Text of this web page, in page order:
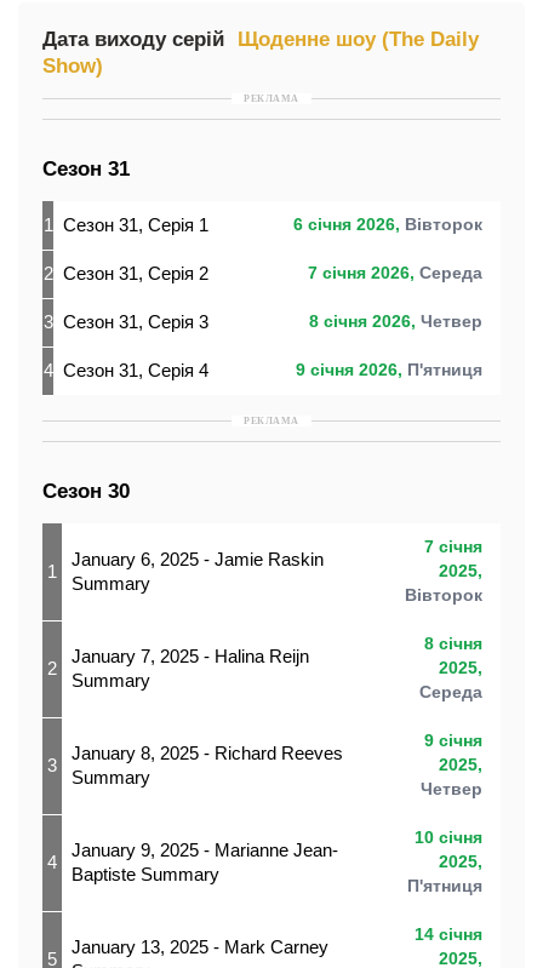
Дата виходу серій
Щоденне шоу (The Daily
Show)
РЕКЛАМА
Сезон 31
1 Сезон 31, Серія 1 6 січня 2026, Вівторок
2 Сезон 31, Серія 2 7 січня 2026, Середа
3 Сезон 31, Серія 3 8 січня 2026, Четвер
4 Сезон 31, Серія 4 9 січня 2026, П'ятниця
РЕКЛАМА
Сезон 30
1
January 6, 2025 - Jamie Raskin
Summary
7 січня
2025,
Вівторок
2
January 7, 2025 - Halina Reijn
Summary
8 січня
2025,
Середа
3
January 8, 2025 - Richard Reeves
Summary
9 січня
2025,
Четвер
4
January 9, 2025 - Marianne Jean-
Baptiste Summary
10 січня
2025,
П'ятниця
5
January 13, 2025 - Mark Carney
14 січня
2025,